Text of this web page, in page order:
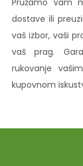
Pružamo vam
dostave ili
vaš izbor, vaši
vaš prag.
rukovanje
kupovnom